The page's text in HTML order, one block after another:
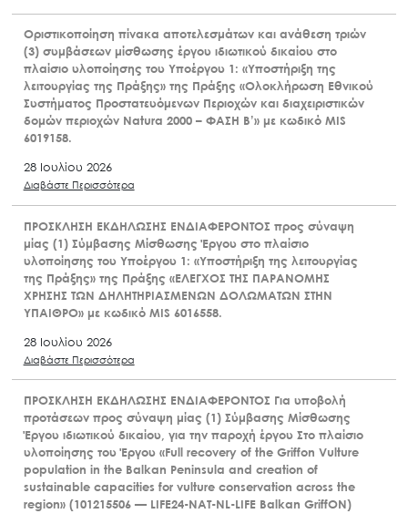
Οριστικοποίηση πίνακα αποτελεσμάτων και ανάθεση τριών
(3) συμβάσεων μίσθωσης έργου ιδιωτικού δικαίου στο
πλαίσιο υλοποίησης του Υποέργου 1: «Υποστήριξη της
λειτουργίας της Πράξης» της Πράξης «Ολοκλήρωση Εθνικού
Συστήματος Προστατευόμενων Περιοχών και διαχειριστικών
δομών περιοχών Natura 2000 – ΦΑΣΗ Β’» με κωδικό MIS
6019158.
28 Ιουλίου 2026
Διαβάστε Περισσότερα
ΠΡΟΣΚΛΗΣΗ ΕΚΔΗΛΩΣΗΣ ΕΝΔΙΑΦΕΡΟΝΤΟΣ προς σύναψη
μίας (1) Σύμβασης Μίσθωσης Έργου στο πλαίσιο
υλοποίησης του Υποέργου 1: «Υποστήριξη της λειτουργίας
της Πράξης» της Πράξης «ΕΛΕΓΧΟΣ ΤΗΣ ΠΑΡΑΝΟΜΗΣ
ΧΡΗΣΗΣ ΤΩΝ ΔΗΛΗΤΗΡΙΑΣΜΕΝΩΝ ΔΟΛΩΜΑΤΩΝ ΣΤΗΝ
ΥΠΑΙΘΡΟ» με κωδικό MIS 6016558.
28 Ιουλίου 2026
Διαβάστε Περισσότερα
ΠΡΟΣΚΛΗΣΗ ΕΚΔΗΛΩΣΗΣ ΕΝΔΙΑΦΕΡΟΝΤΟΣ Για υποβολή
προτάσεων προς σύναψη μίας (1) Σύμβασης Μίσθωσης
Έργου ιδιωτικού δικαίου, για την παροχή έργου Στο πλαίσιο
υλοποίησης του Έργου «Full recovery of the Griffon Vulture
population in the Balkan Peninsula and creation of
sustainable capacities for vulture conservation across the
region» (101215506 — LIFE24-NAT-NL-LIFE Balkan GriffON)